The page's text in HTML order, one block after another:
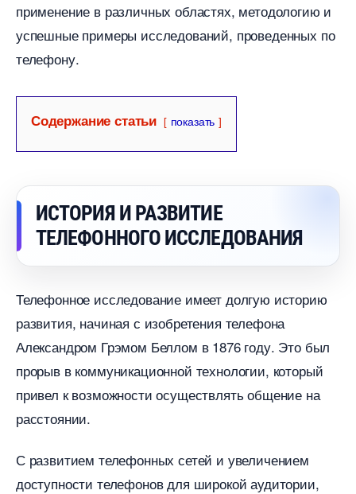
применение в различных областях, методологию и
успешные примеры исследований, проведенных по
телефону.​
Содержание статьи показать
ИСТОРИЯ И РАЗВИТИЕ
ТЕЛЕФОННОГО ИССЛЕДОВАНИЯ
Телефонное исследование имеет долгую историю
развития, начиная с изобретения телефона
Александром Грэмом Беллом в 1876 году.​ Это был
прорыв в коммуникационной технологии, который
привел к возможности осуществлять общение на
расстоянии.
С развитием телефонных сетей и увеличением
доступности телефонов для широкой аудитории,